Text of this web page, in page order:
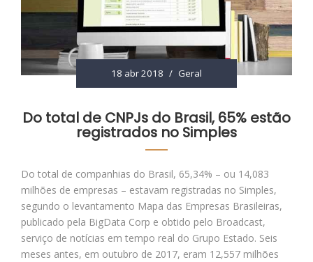
18 abr 2018 / Geral
Do total de CNPJs do Brasil, 65% estão
registrados no Simples
Do total de companhias do Brasil, 65,34% – ou 14,083
milhões de empresas – estavam registradas no Simples,
segundo o levantamento Mapa das Empresas Brasileiras,
publicado pela BigData Corp e obtido pelo Broadcast,
serviço de notícias em tempo real do Grupo Estado. Seis
meses antes, em outubro de 2017, eram 12,557 milhões